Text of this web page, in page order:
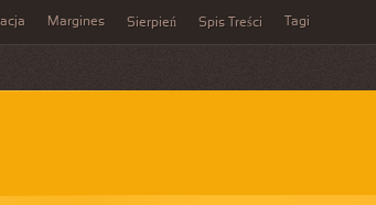
Margines Sierpień Spis Treści Tagi